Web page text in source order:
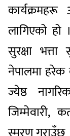
लागिएको
सुरक्षा
नेपालमा हरेक
ज्येष्ठ
जिम्मेवारी,